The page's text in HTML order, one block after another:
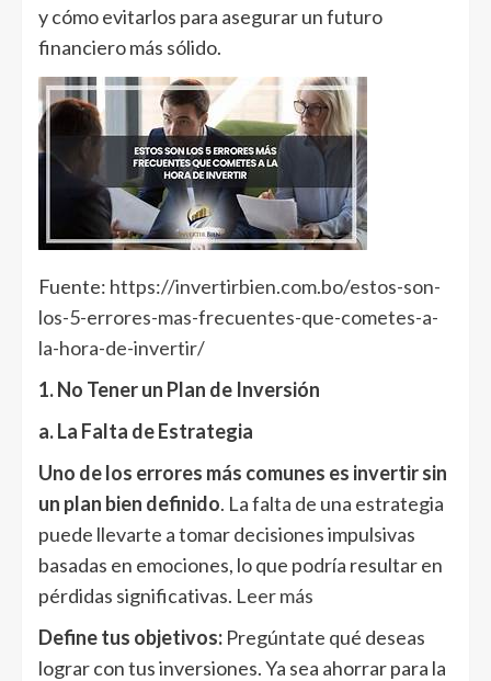
y cómo evitarlos para asegurar un futuro
financiero más sólido.
Fuente: https://invertirbien.com.bo/estos-son-
los-5-errores-mas-frecuentes-que-cometes-a-
la-hora-de-invertir/
1. No Tener un Plan de Inversión
a. La Falta de Estrategia
Uno de los errores más comunes es invertir sin
un plan bien definido. La falta de una estrategia
puede llevarte a tomar decisiones impulsivas
basadas en emociones, lo que podría resultar en
pérdidas significativas. Leer más
Define tus objetivos: Pregúntate qué deseas
lograr con tus inversiones. Ya sea ahorrar para la